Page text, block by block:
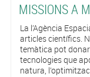
MISSIONS A
La l’Agència
articles científics.
temàtica pot
tecnologies que
natura,